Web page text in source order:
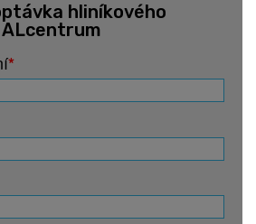
hliníkového
*